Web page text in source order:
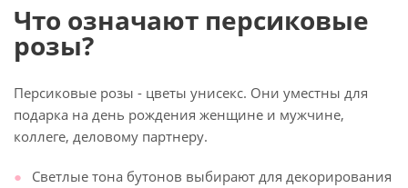
Что означают персиковые
розы?
Персиковые розы - цветы унисекс. Они уместны для
подарка на день рождения женщине и мужчине,
коллеге, деловому партнеру.
Светлые тона бутонов выбирают для декорирования